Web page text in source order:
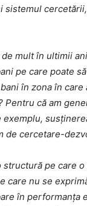
mult în ultimii
pe care poate
în zona în
că am
de cercetare-
pe care
care nu se
în performanța